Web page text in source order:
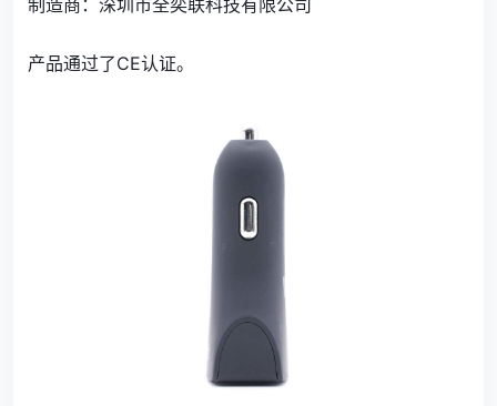
制造商：深圳市全奕联科技有限公司
产品通过了CE认证。